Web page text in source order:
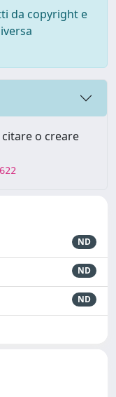
da copyright e
o creare
ND
ND
ND